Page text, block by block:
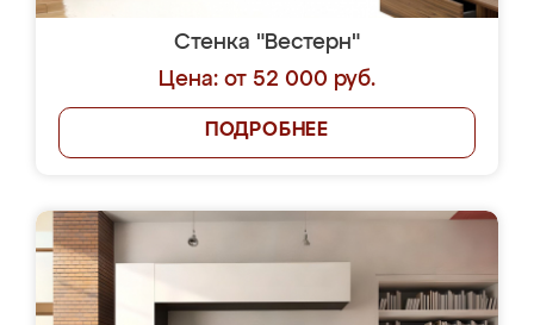
Стенка "Вестерн"
Цена: от 52 000 руб.
ПОДРОБНЕЕ